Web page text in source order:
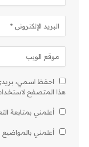
احفظ اسمي، بريدي
هذا المتصفح
أعلمني بمتابعة
أعلمني بالمواضيع